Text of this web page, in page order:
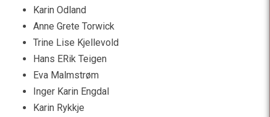
Karin Odland
Anne Grete Torwick
Trine Lise Kjellevold
Hans ERik Teigen
Eva Malmstrøm
Inger Karin Engdal
Karin Rykkje